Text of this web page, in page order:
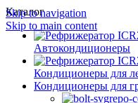
Skip to navigation
Skip to main content
Каталог
Автокондиционеры
Кондиционеры для
Кондиционеры для